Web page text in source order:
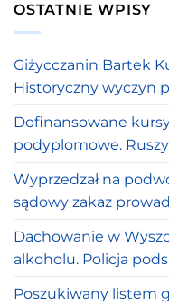
OSTATNIE WPISY
Giżycczanin Bartek
Historyczny wyczyn
Dofinansowane
podyplomowe.
Wyprzedzał na
sądowy zakaz
Dachowanie w
alkoholu. Policja
Poszukiwany listem